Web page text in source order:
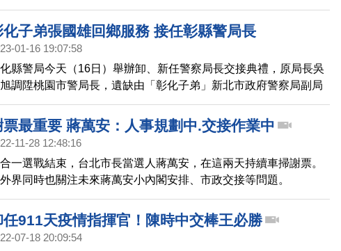
悉轄區狀況，在現有良好基礎之上，持續進行肅槍、緝毒、打
掃黑及防制街頭暴力；同時在年節期間，加強取締酒後駕車等違
情事，加強交通疏導及安全維護，以守護市民生命財產安全，讓民
化子弟張國雄回鄉服務 接任彰縣警局長
01-16 19:07:58
縣警局今天（16日）舉辦卸、新任警察局長交接典禮，原局長吳
調陞桃園市警局長，遺缺由「彰化子弟」新北市政府警察局副局
國雄接任，縣長王惠美主持及警政署警政委員陳博珍監交，現場
雲集隆重。
票最重要 蔣萬安：人事規劃中.交接作業中
11-28 12:48:16
一選戰結束，台北市長當選人蔣萬安，在這兩天持續車掃謝票。
界同時也關注未來蔣萬安小內閣安排、市政交接等問題。
任911天疫情指揮官！陳時中交棒王必勝
07-18 20:09:54